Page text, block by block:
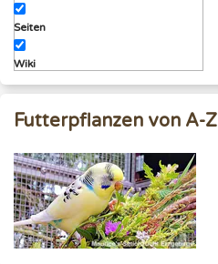
Seiten
Wiki
Futterpflanzen von A-Z